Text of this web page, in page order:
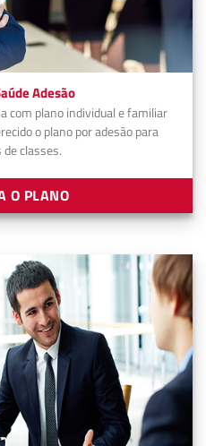
Adesão
com plano individual e familiar
o plano por adesão para
classes.
O PLANO